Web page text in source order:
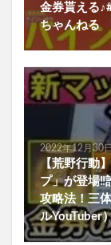
金券貰える
ちゃんねる
2022年12月30
【荒野行動
プ」が登場‼
攻略法！三
ルYouTuber